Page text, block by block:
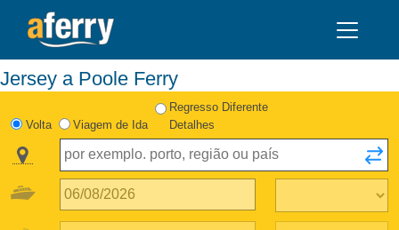
Jersey a Poole Ferry
Volta Viagem de Ida
Regresso Diferente
Detalhes